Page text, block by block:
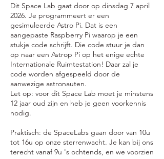
Dit Space Lab gaat door op dinsdag 7 april
2026. Je programmeert er een
gesimuleerde Astro Pi. Dat is een
aangepaste Raspberry Pi waarop je een
stukje code schrijft. Die code stuur je dan
op naar een Astrop Pi op het enige echte
Internationale Ruimtestation! Daar zal je
code worden afgespeeld door de
aanwezige astronauten.
Let op: voor dit Space Lab moet je minstens
12 jaar oud zijn en heb je geen voorkennis
nodig.
Praktisch: de SpaceLabs gaan door van 10u
tot 16u op onze sterrenwacht. Je kan bij ons
terecht vanaf 9u 's ochtends, en we voorzien